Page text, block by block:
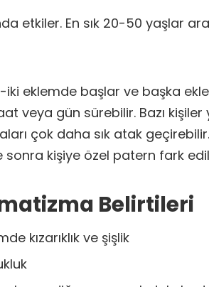
etkiler. En sık 20-50 yaşlar
eklemde başlar ve başka
veya gün sürebilir. Bazı kişiler
çok daha sık atak
sonra kişiye özel patern fark
Belirtileri
kızarıklık ve şişlik